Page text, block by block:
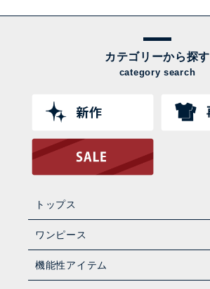
カテゴリーから探す
category search
トップス
ワンピース
機能性アイテム